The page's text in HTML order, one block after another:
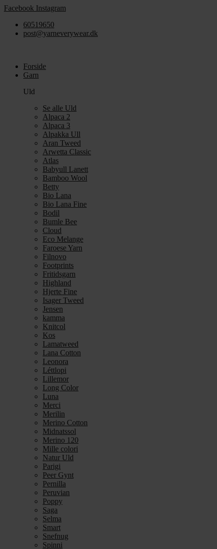
Videre
indhold
Facebook Instagram
60519650
post@yarneverywear.dk
Forside
Garn
Uld
Se alle Uld
Alpaca 2
Alpaca 3
Alpakka Ull
Aran Tweed
Arwetta Classic
Atlas
Babyull Lanett
Bamboo Wool
Betty
Bio Lana
Bio Lana Fine
Bodil
Bumle Bee
Cloud
Eco Melange
Faroese Yarn
Filnovo
Footprints
Fritidsgarn
Highland
Hjerte Fine
Isager Tweed
Jensen
kamma
Knitcol
Kos
Lamatweed
Lana Cotton
Leonora
Léttlopi
Lillemor
Long Color
Luna
Merci
Merilin
Merino Cotton
Midnatssol
Merino 120
Mille colori
Natur Uld
Parigi
Peer Gynt
Pernilla
Peruvian
Poppy
Saga
Selma
Smart
Snefnug
Spinni